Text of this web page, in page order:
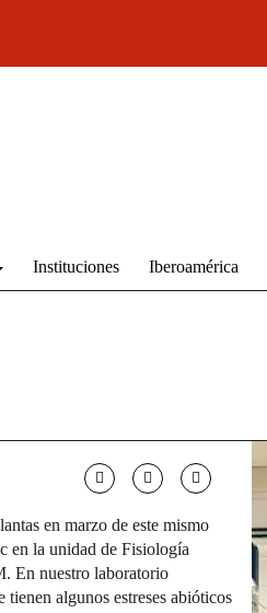
Instituciones Iberoamérica
en marzo de este mismo
en la unidad de Fisiología
En nuestro laboratorio
algunos estreses abióticos